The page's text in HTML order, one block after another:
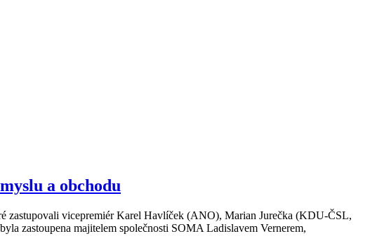
a obchodu
zastupovali vicepremiér Karel Havlíček (ANO), Marian Jurečka (KDU-ČSL,
zastoupena majitelem společnosti SOMA Ladislavem Vernerem,